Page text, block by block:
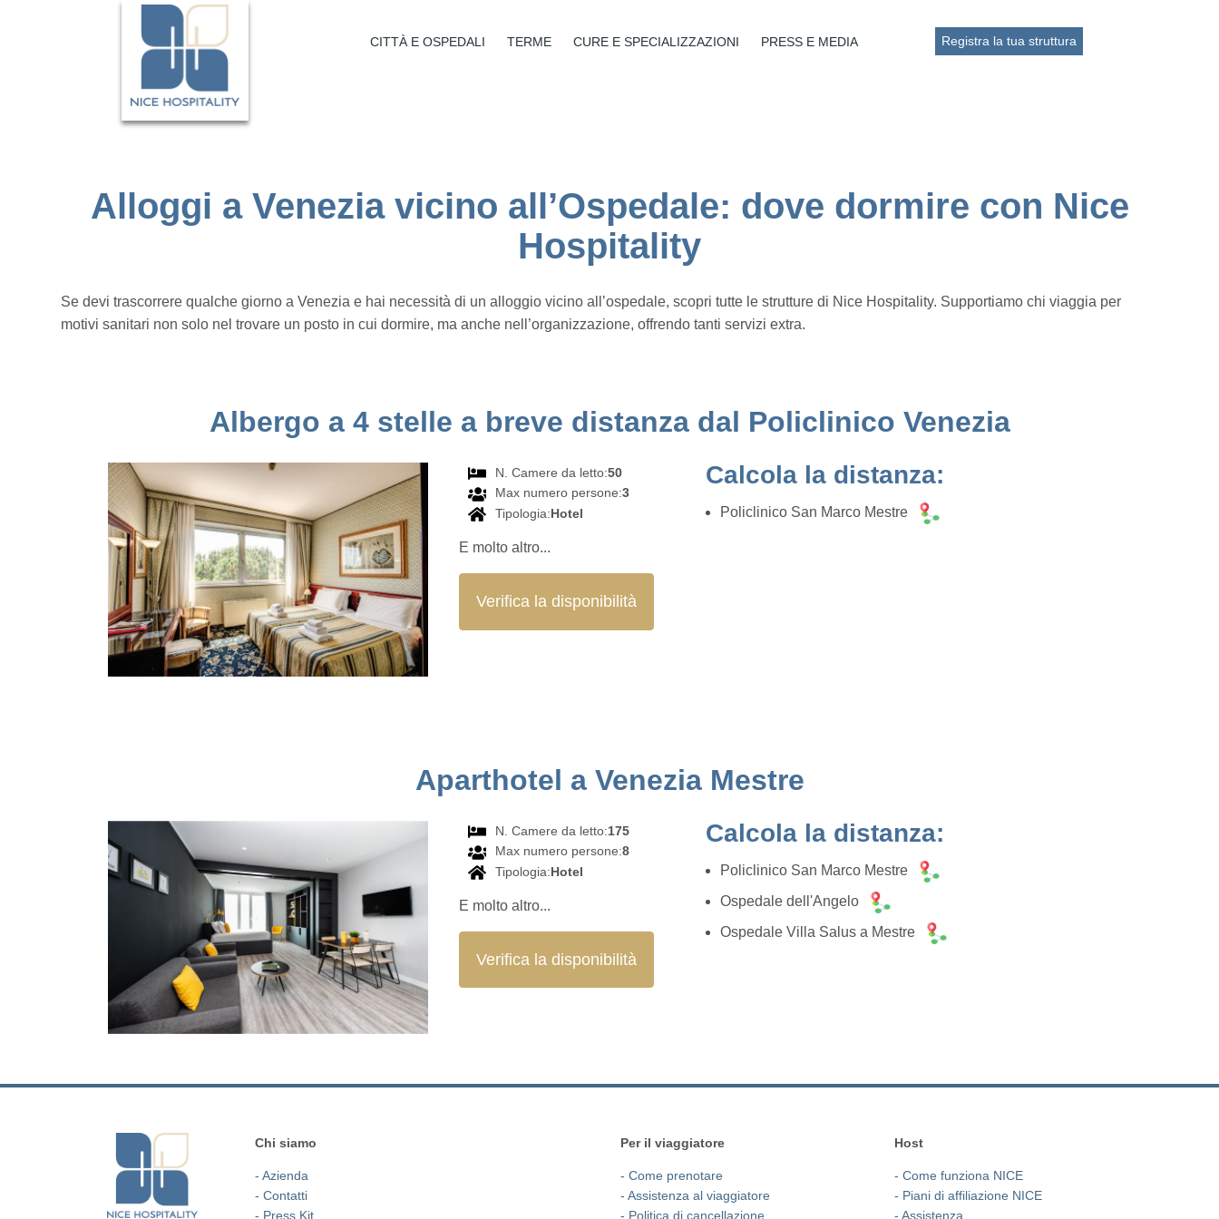
CITTÀ E OSPEDALI TERME CURE E SPECIALIZZAZIONI PRESS E MEDIA Registra la tua struttura
Alloggi a Venezia vicino all’Ospedale: dove dormire con Nice
Hospitality
Se devi trascorrere qualche giorno a Venezia e hai necessità di un alloggio vicino all’ospedale, scopri tutte le strutture di Nice Hospitality. Supportiamo chi viaggia per
motivi sanitari non solo nel trovare un posto in cui dormire, ma anche nell’organizzazione, offrendo tanti servizi extra.
Albergo a 4 stelle a breve distanza dal Policlinico Venezia
N. Camere da letto:50
Max numero persone:3
Tipologia:Hotel
E molto altro...
Verifica la disponibilità
Calcola la distanza:
Policlinico San Marco Mestre
Aparthotel a Venezia Mestre
N. Camere da letto:175
Max numero persone:8
Tipologia:Hotel
E molto altro...
Verifica la disponibilità
Calcola la distanza:
Policlinico San Marco Mestre
Ospedale dell'Angelo
Ospedale Villa Salus a Mestre
Chi siamo
- Azienda
- Contatti
- Press Kit
Per il viaggiatore
- Come prenotare
- Assistenza al viaggiatore
- Politica di cancellazione
Host
- Come funziona NICE
- Piani di affiliazione NICE
- Assistenza
Pannello di gestione dei cookies